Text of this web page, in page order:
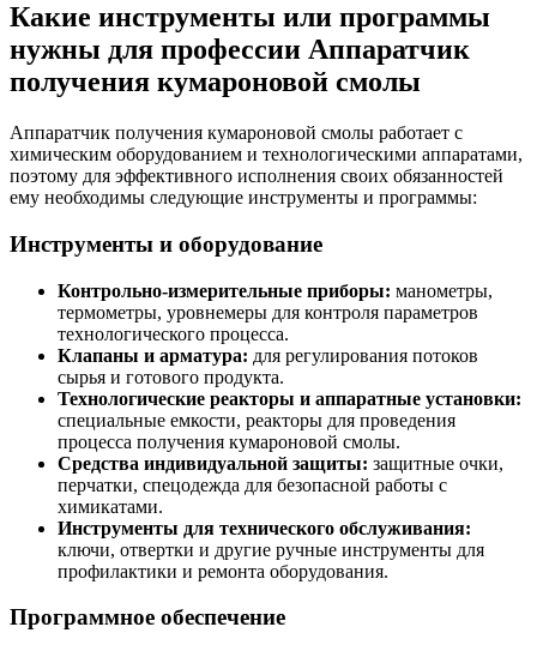
Какие инструменты или программы
нужны для профессии Аппаратчик
получения кумароновой смолы
Аппаратчик получения кумароновой смолы работает с
химическим оборудованием и технологическими аппаратами,
поэтому для эффективного исполнения своих обязанностей
ему необходимы следующие инструменты и программы:
Инструменты и оборудование
Контрольно-измерительные приборы: манометры,
термометры, уровнемеры для контроля параметров
технологического процесса.
Клапаны и арматура: для регулирования потоков
сырья и готового продукта.
Технологические реакторы и аппаратные установки:
специальные емкости, реакторы для проведения
процесса получения кумароновой смолы.
Средства индивидуальной защиты: защитные очки,
перчатки, спецодежда для безопасной работы с
химикатами.
Инструменты для технического обслуживания:
ключи, отвертки и другие ручные инструменты для
профилактики и ремонта оборудования.
Программное обеспечение